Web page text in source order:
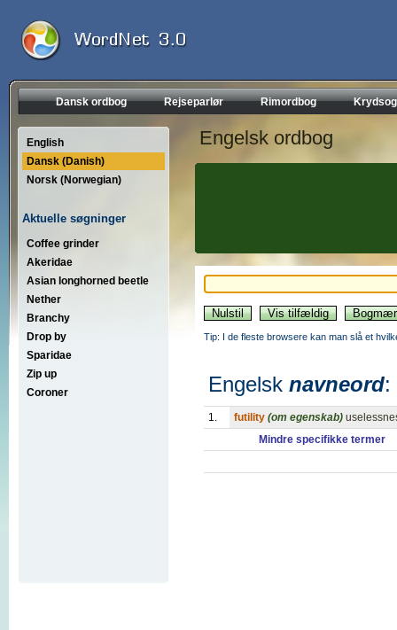
Dansk ordbog Rejseparlør Rimordbog
English
Dansk (Danish)
Norsk (Norwegian)
Aktuelle søgninger
Coffee grinder
Akeridae
Asian longhorned beetle
Nether
Branchy
Drop by
Sparidae
Zip up
Coroner
Engelsk ordbog
Tip: I de fleste browsere kan man slå et
Engelsk navneord:
1. futility (om egenskab)
Mindre specifikke termer